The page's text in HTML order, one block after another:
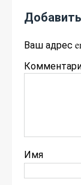
Ваш адрес
Имя